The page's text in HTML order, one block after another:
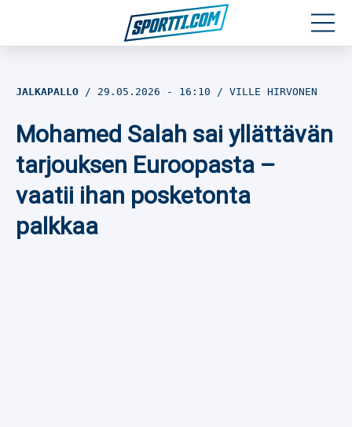
Jalkapallo
Yleisurheilu
Talviurheilu
JALKAPALLO 29.05.2026 - 16:10 VILLE HIRVONEN
Mohamed Salah sai yllättävän
tarjouksen Euroopasta –
vaatii ihan posketonta
palkkaa